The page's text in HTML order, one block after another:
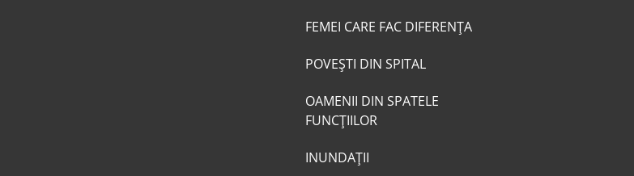
FEMEI CARE FAC DIFERENȚA
POVEŞTI DIN SPITAL
OAMENII DIN SPATELE
FUNCŢIILOR
INUNDAŢII